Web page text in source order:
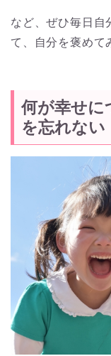
など、ぜひ毎日自
て、自分を褒めて
何が幸せに
を忘れない